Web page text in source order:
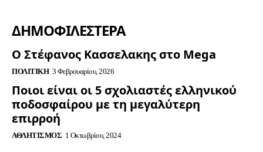
ΔΗΜΟΦΙΛΈΣΤΕΡΑ
Ο Στέφανος Κασσελακης στο Mega
ΠΟΛΙΤΙΚΉ 3 Φεβρουαρίου, 2026
Ποιοι είναι οι 5 σχολιαστές ελληνικού
ποδοσφαίρου με τη μεγαλύτερη
επιρροή
ΑΘΛΗΤΙΣΜΌΣ 1 Οκτωβρίου, 2024